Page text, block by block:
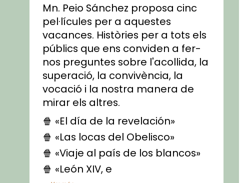
Mn. Peio Sánchez proposa cinc
pel·lícules per a aquestes
vacances. Històries per a tots els
públics que ens conviden a fer-
nos preguntes sobre l'acollida, la
superació, la convivència, la
vocació i la nostra manera de
mirar els altres.
🍿 «El día de la revelación»
🍿 «Las locas del Obelisco»
🍿 «Viaje al país de los blancos»
🍿 «León XIV, e